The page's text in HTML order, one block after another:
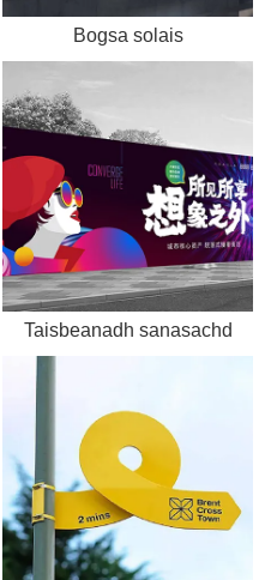
Bogsa solais
Taisbeanadh sanasachd